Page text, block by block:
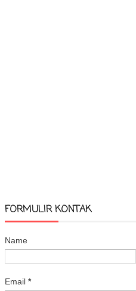
FORMULIR KONTAK
Name
Email *